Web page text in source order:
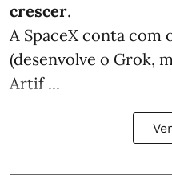
crescer.
A SpaceX conta com
(desenvolve o Grok,
Artif ...